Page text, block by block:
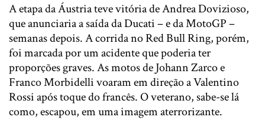
A etapa da Áustria teve vitória de Andrea Dovizioso,
que anunciaria a saída da Ducati – e da MotoGP –
semanas depois. A corrida no Red Bull Ring, porém,
foi marcada por um acidente que poderia ter
proporções graves. As motos de Johann Zarco e
Franco Morbidelli voaram em direção a Valentino
Rossi após toque do francês. O veterano, sabe-se lá
como, escapou, em uma imagem aterrorizante.